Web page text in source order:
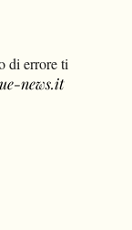
di errore ti
news.it